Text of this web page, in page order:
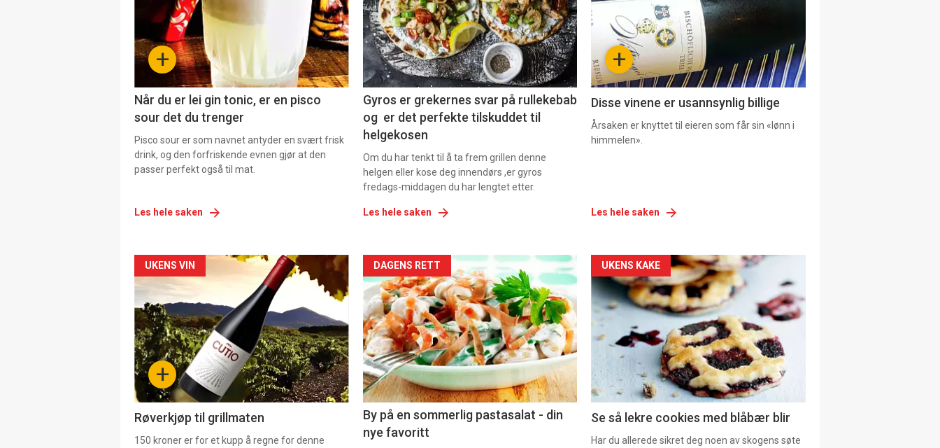
+
Når du er lei gin tonic, er en pisco
sour det du trenger
Pisco sour er som navnet antyder en svært frisk
drink, og den forfriskende evnen gjør at den
passer perfekt også til mat.
Les hele saken
nå
-
2
Gyros er grekernes svar på rullekebab
og er det perfekte tilskuddet til
helgekosen
Om du har tenkt til å ta frem grillen denne
helgen eller kose deg innendørs ,er gyros
fredags-middagen du har lengtet etter.
Les hele saken
nå
3 +
Disse vinene er usannsynlig billige
Årsaken er knyttet til eieren som får sin «lønn i
himmelen».
Les hele saken
Forsiden
akkurat
nå
-
4 +
UKENS VIN
Røverkjøp til grillmaten
150 kroner er for et kupp å regne for denne
Forsiden
akkurat
nå
-
5
DAGENS RETT
By på en sommerlig pastasalat - din
nye favoritt
Forsiden
akkurat
nå
6
UKENS KAKE
Se så lekre cookies med blåbær blir
Har du allerede sikret deg noen av skogens søte